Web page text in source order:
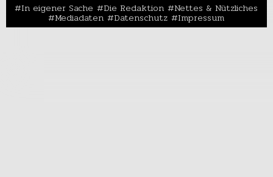
In eigener Sache Die Redaktion Nettes & Nützliches
Mediadaten Datenschutz Impressum